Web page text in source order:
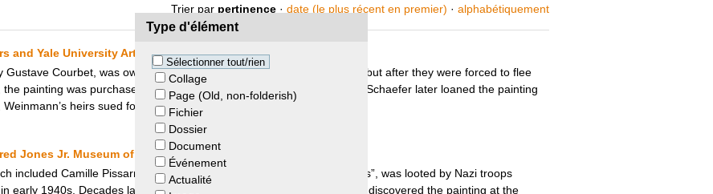
Type d'élément
Sélectionner tout/rien
Collage
Page (Old, non-folderish)
Fichier
Dossier
Document
Événement
Actualité
Trier par pertinence · date (le plus récent en premier) · alphabétiquement
and Yale University Art Gallery
Gustave Courbet, was owned by Josephine Weinmann and her family, but after they were forced to flee
painting was purchased by Herbert Schaefer, a Nazi militant. When Schaefer later loaned the painting
heirs sued for its return.
Jones Jr. Museum of Art
included Camille Pissarro’s painting “La bergère rentrant des moutons”, was looted by Nazi troops
early 1940s. Decades later, Meyer’s daughter and heir, Léone Meyer, discovered the painting at the